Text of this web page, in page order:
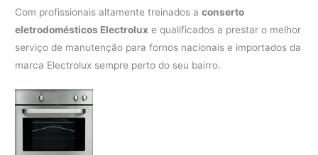
Com profissionais altamente treinados aconserto
eletrodomésticos Electrolux e qualificados a prestar o melhor
serviço de manutenção para fornos nacionais e importados da
marca Electrolux sempre perto do seu bairro.